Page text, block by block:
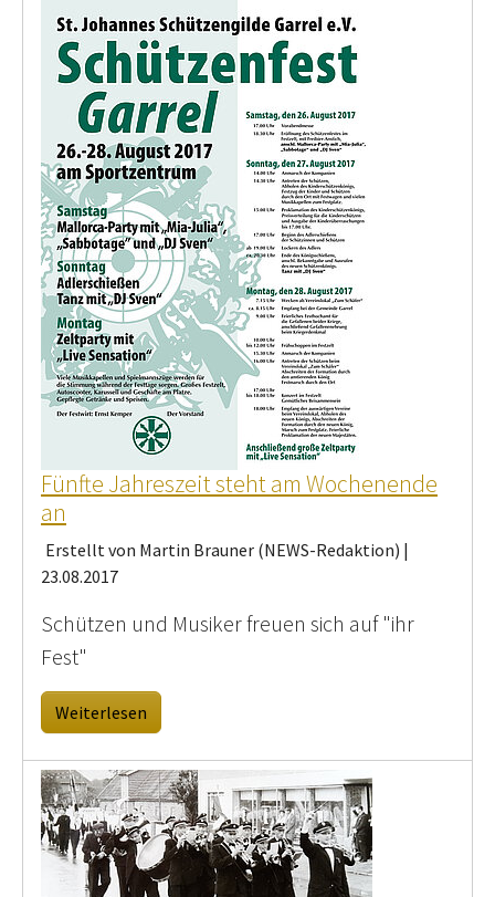
Fünfte Jahreszeit steht am Wochenende
an
Erstellt von Martin Brauner (NEWS-Redaktion) |
23.08.2017
Schützen und Musiker freuen sich auf "ihr
Fest"
Weiterlesen